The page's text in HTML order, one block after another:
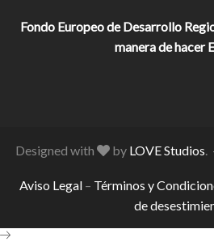
Fondo Europeo de Desarrollo
manera de hacer
Designed with by LOVE Studios
Aviso Legal – Términos y
de